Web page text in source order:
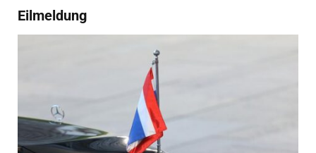
Eilmeldung